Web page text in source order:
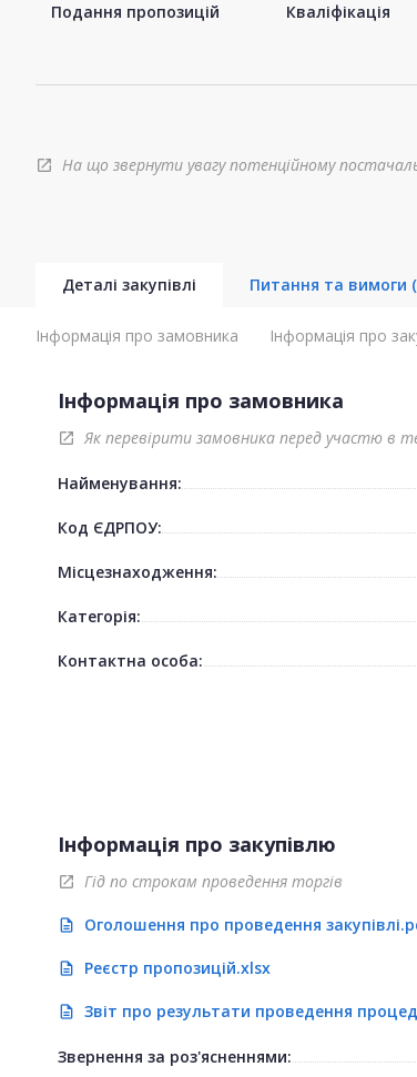
Подання пропозицій Кваліфікація
open_in_new На що звернути увагу потенційному
Деталі закупівлі Питання та вимоги
Інформація про замовника Інформація про
Інформація про замовника
open_in_new Як перевірити замовника перед участю в
Найменування:
Код ЄДРПОУ:
Місцезнаходження:
Категорія:
Контактна особа:
Інформація про закупівлю
open_in_new Гід по строкам проведення торгів
description Оголошення про проведення
description Реєстр пропозицій.xlsx
description Звіт про результати проведення
Звернення за роз'ясненнями: